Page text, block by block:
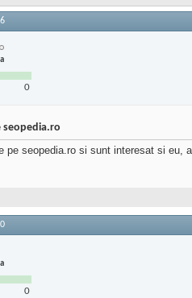
0
seopedia.ro
pe seopedia.ro si sunt interesat si
0